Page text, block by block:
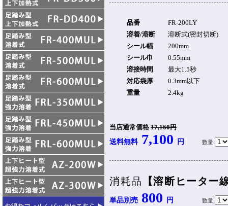
品番
FR-200LY
溶着/溶断
溶断式(密封切断)
シール幅
200mm
シール巾
0.55mm
溶接時間
最大1.5秒
対応袋厚
0.3mm以下
重量
2.4kg
当店通常価格 17,160円
送料無料7,100 円 数量:
消耗品 【溶断ヒーター
単品別売 800 円 数量: